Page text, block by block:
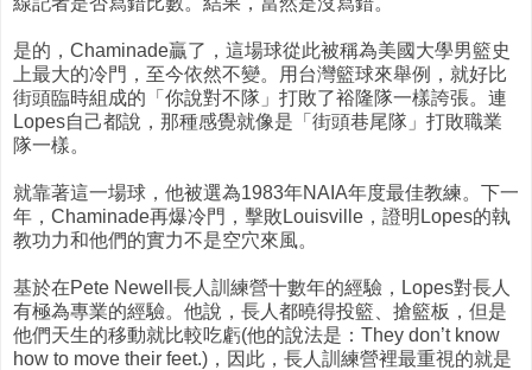
是的，Chaminade贏了，這場球從此被稱為美國大學男籃史
上最大的冷門，至今依然不變。用台灣籃球來舉例，就好比
街頭臨時組成的「你說對不隊」打敗了裕隆隊一樣誇張。連
Lopes自己都說，那種感覺就像是「街頭巷尾隊」打敗職業
隊一樣。
就靠著這一場球，他被選為1983年NAIA年度最佳教練。下一
年，Chaminade再爆冷門，擊敗Louisville，證明Lopes的執
教功力和他們的實力不是空穴來風。
基於在Pete Newell長人訓練營十數年的經驗，Lopes對長人
有極為專業的經驗。他說，長人都曉得投籃、搶籃板，但是
他們天生的移動就比較吃虧(他的說法是：They don’t know
how to move their feet.)，因此，長人訓練營裡最重視的就是